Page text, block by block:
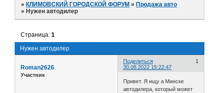
»КЛИМОВСКИЙ ГОРОДСКОЙ ФОРУМ »Продажа авто
»Нужен автодилер
Нужен автодилер
Страница:1
Поделиться
1
30.08.2022 15:22:47
Roman2626
Участник
Привет. Я ищу а Минске
автодилера, который может